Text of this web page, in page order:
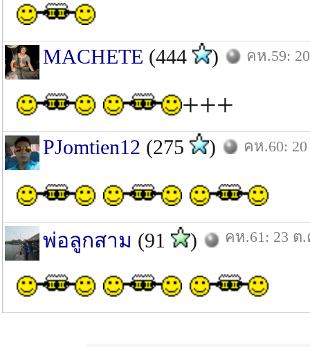
MACHETE (444 ) คห.59:
+++
PJomtien12 (275 ) คห.60:
พ่อลูกสาม (91 ) คห.61: 23 ต